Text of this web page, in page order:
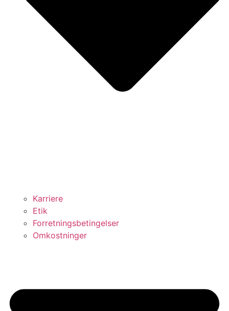
Karriere
Etik
Forretningsbetingelser
Omkostninger